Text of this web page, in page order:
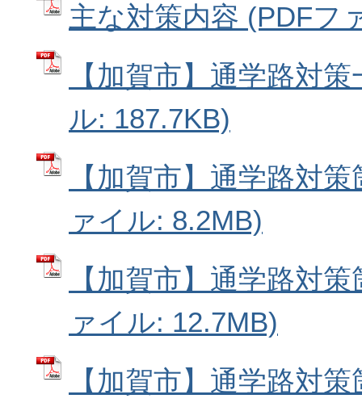
主な対策内容 (PDFフ
【加賀市】通学路対
ル: 187.7KB)
【加賀市】通学路対
ァイル: 8.2MB)
【加賀市】通学路対
ァイル: 12.7MB)
【加賀市】通学路対